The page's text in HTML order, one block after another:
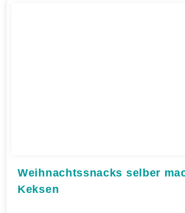
Weihnachtssnacks selber
Keksen